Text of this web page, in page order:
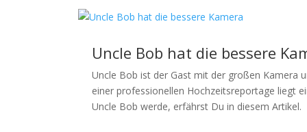
Uncle Bob hat die bessere
Uncle Bob ist der Gast mit der großen Kamera
einer professionellen Hochzeitsreportage liegt
Uncle Bob werde, erfährst Du in diesem Artikel.